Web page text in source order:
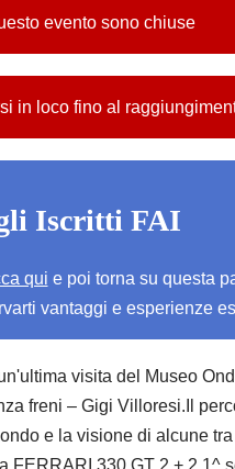
evento sono chiuse
in loco fino al
Iscritti FAI
qui e poi torna su questa
vantaggi e esperienze
visita del Museo
freni – Gigi Villoresi.Il
e la visione di alcune
330 GT 2 + 2 1^